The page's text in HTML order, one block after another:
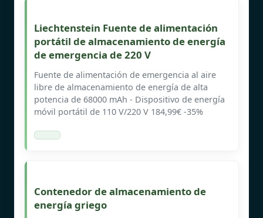
Liechtenstein Fuente de alimentación
portátil de almacenamiento de energía
de emergencia de 220 V
Fuente de alimentación de emergencia al aire
libre de almacenamiento de energía de alta
potencia de 68000 mAh - Dispositivo de energía
móvil portátil de 110 V/220 V 184,99€ -35%
Contenedor de almacenamiento de
energía griego